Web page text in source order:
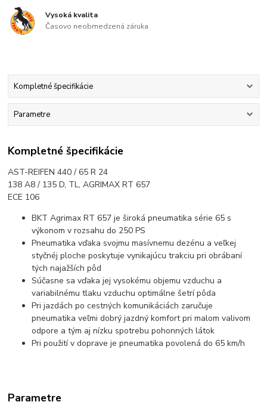
Vysoká kvalita
Časovo neobmedzená záruka
Kompletné špecifikácie
Parametre
Kompletné špecifikácie
AST-REIFEN 440 / 65 R 24
138 A8 / 135 D, TL, AGRIMAX RT 657
ECE 106
BKT Agrimax RT 657 je široká pneumatika série 65 s
výkonom v rozsahu do 250 PS
Pneumatika vďaka svojmu masívnemu dezénu a veľkej
styčnéj ploche poskytuje vynikajúcu trakciu pri obrábaní
tých najažších pôd
Súčasne sa vďaka jej vysokému objemu vzduchu a
variabilnému tlaku vzduchu optimálne šetrí pôda
Pri jazdách po cestných komunikáciách zaručuje
pneumatika veľmi dobrý jazdný komfort pri malom valivom
odpore a tým aj nízku spotrebu pohonných látok
Pri použití v doprave je pneumatika povolená do 65 km/h
Parametre